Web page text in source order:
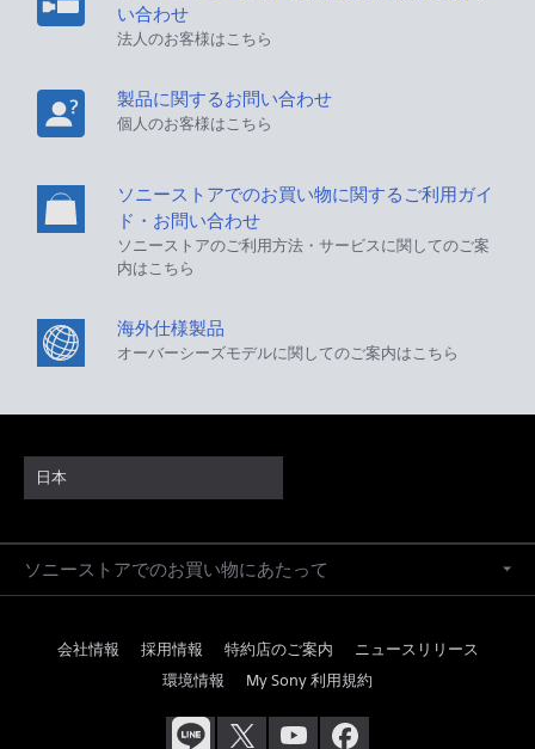
い合わせ
法人のお客様はこちら
製品に関するお問い合わせ
個人のお客様はこちら
ソニーストアでのお買い物に関するご利用ガイ
ド・お問い合わせ
ソニーストアのご利用方法・サービスに関してのご案
内はこちら
海外仕様製品
オーバーシーズモデルに関してのご案内はこちら
日本
ソニーストアでのお買い物にあたって
会社情報 採用情報 特約店のご案内
ニュースリリース
環境情報
My Sony 利用規約